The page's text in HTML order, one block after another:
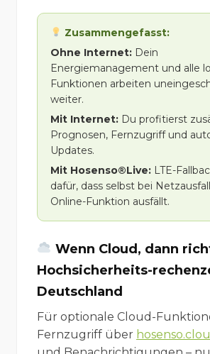
Zusammengefasst:
Ohne Internet: Dein
Energiemanagement und alle
Funktionen arbeiten
weiter.
Mit Internet: Du profitierst
Prognosen, Fernzugriff und
Updates.
Mit Hosenso®Live: LTE-
dafür, dass selbst bei
Online-Funktion ausfällt.
Wenn Cloud, dann
Hochsicherheits-
Deutschland
Für optionale Cloud-
Fernzugriff über